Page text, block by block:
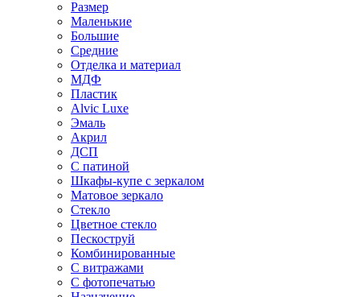
Размер
Маленькие
Большие
Средние
Отделка и материал
МДФ
Пластик
Alvic Luxe
Эмаль
Акрил
ДСП
С патиной
Шкафы-купе с зеркалом
Матовое зеркало
Стекло
Цветное стекло
Пескоструй
Комбинированные
С витражами
С фотопечатью